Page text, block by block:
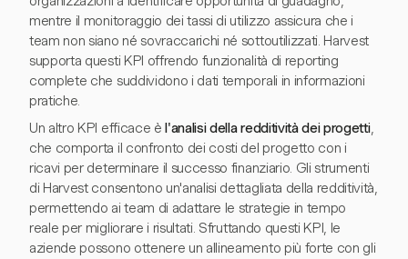
mentre il monitoraggio dei tassi di utilizzo assicura che i
team non siano né sovraccarichi né sottoutilizzati. Harvest
supporta questi KPI offrendo funzionalità di reporting
complete che suddividono i dati temporali in informazioni
pratiche.
Un altro KPI efficace èl'analisi della redditività dei progetti,
che comporta il confronto dei costi del progetto con i
ricavi per determinare il successo finanziario. Gli strumenti
di Harvest consentono un'analisi dettagliata della redditività,
permettendo ai team di adattare le strategie in tempo
reale per migliorare i risultati. Sfruttando questi KPI, le
aziende possono ottenere un allineamento più forte con gli